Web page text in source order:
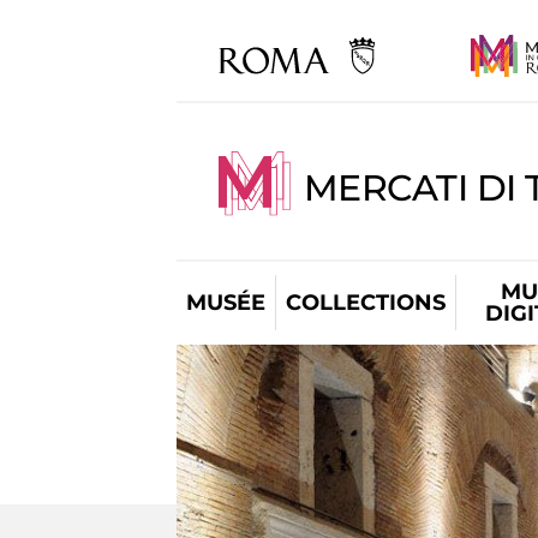
MERCATI DI
MUSÉE COLLECTIONS